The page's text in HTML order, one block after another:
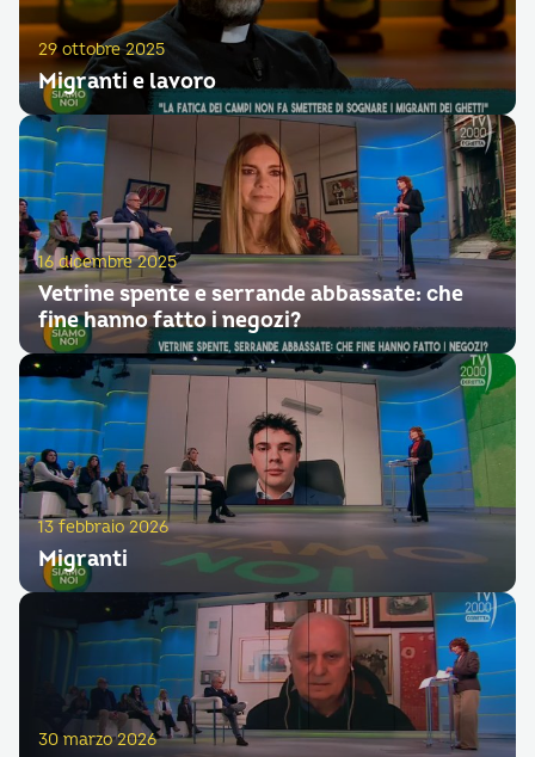
29 ottobre 2025
Migranti e lavoro
16 dicembre 2025
Vetrine spente e serrande abbassate: che
fine hanno fatto i negozi?
13 febbraio 2026
Migranti
30 marzo 2026